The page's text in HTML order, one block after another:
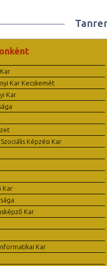
Kar Kecskemét
Kar
Képzési Kar
Kar
Kar
Kar